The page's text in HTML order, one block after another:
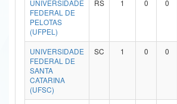
Controladoria-Geral da União
Ministério da Mulher, da Família e dos Direitos Humanos
Secretaria-Geral
Secretaria de Governo
UNIVERSIDADE
FEDERAL DE
PELOTAS
(UFPEL)
RS 1 0 0
UNIVERSIDADE
FEDERAL DE
SANTA
CATARINA
(UFSC)
SC 1 0 0